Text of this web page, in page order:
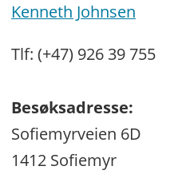
Kenneth Johnsen
Tlf: (+47) 926 39 755
Besøksadresse:
Sofiemyrveien 6D
1412 Sofiemyr